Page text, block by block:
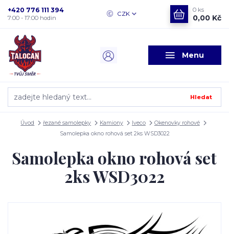
Menu
CZK
Hledat
+420 776 111 394
7:00 - 17:00 hodin
0 ks
0,00 Kč
Úvod řezané samolepky Kamiony Iveco
Okenovky rohové
Samolepka okno rohová set 2ks WSD3022
Samolepka okno rohová set
2ks WSD3022